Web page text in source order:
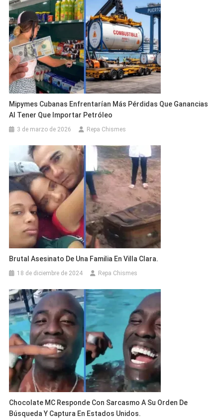
Mipymes Cubanas Enfrentarían Más Pérdidas Que Ganancias
Al Tener Que Importar Petróleo
3 de marzo de 2026 Repa Chismes
Brutal Asesinato De Una Familia En Villa Clara.
18 de diciembre de 2024 Repa Chismes
Chocolate MC Responde Con Sarcasmo A Su Orden De
Búsqueda Y Captura En Estados Unidos.